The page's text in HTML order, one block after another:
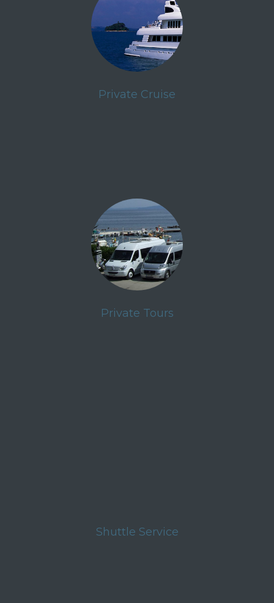
Private Cruise
Private Tours
Shuttle Service